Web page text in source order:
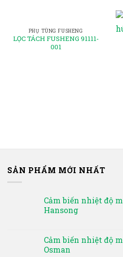
PHỤ TÙNG FUSHENG
LỌC TÁCH FUSHENG 91111-
001
SẢN PHẨM MỚI NHẤT
Cảm biến nhiệt độ
Hansong
Cảm biến nhiệt độ
Osman